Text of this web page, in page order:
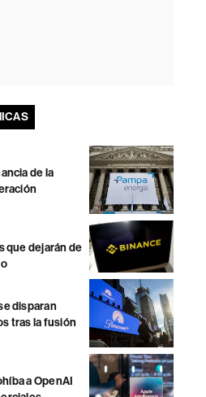
de la
que dejarán de
disparan
tras la fusión
a OpenAI